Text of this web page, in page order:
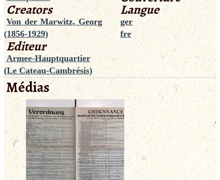
Creators
Von der Marwitz, Georg
(1856-1929)
Editeur
Armee-Hauptquartier
(Le Cateau-Cambrésis)
Langue
ger
fre
Médias